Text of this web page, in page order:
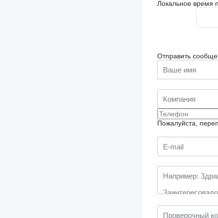
Локальное время
Отправить
Пожалуйста,